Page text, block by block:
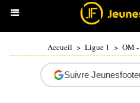
Accueil > Ligue 1 > OM
Suivre